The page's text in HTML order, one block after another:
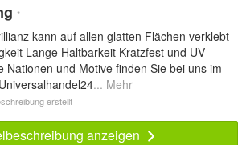
*
kann auf allen glatten Flächen verklebt
Lange Haltbarkeit Kratzfest und UV-
Nationen und Motive finden Sie bei uns im
... Mehr
erstellt
anzeigen